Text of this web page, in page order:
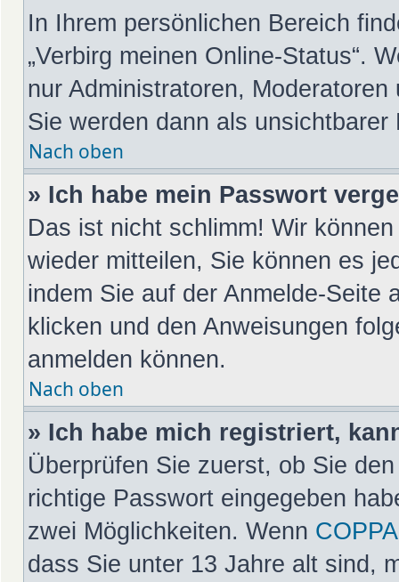
In Ihrem persönlichen Bereich
„Verbirg meinen Online-Status“.
nur Administratoren,
Sie werden dann als unsichtbarer
Nach oben
» Ich habe mein Passwort
Das ist nicht schlimm! Wir
wieder mitteilen, Sie können es
indem Sie auf der Anmelde-Seite
klicken und den Anweisungen
anmelden können.
Nach oben
» Ich habe mich registriert,
Überprüfen Sie zuerst, ob Sie
richtige Passwort eingegeben
zwei Möglichkeiten. Wenn COPPA
dass Sie unter 13 Jahre alt sind,